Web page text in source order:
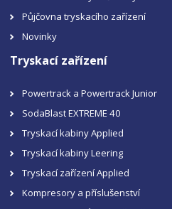
Půjčovna tryskacího zařízení
Novinky
Tryskací zařízení
Powertrack a Powertrack Junior
SodaBlast EXTREME 40
Tryskací kabiny Applied
Tryskací kabiny Leering
Tryskací zařízení Applied
Kompresory a příslušenství